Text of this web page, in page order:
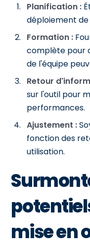
Planification :
déploiement de
Formation :
complète pour
de l'équipe
Retour
sur l'outil pour
performances.
Ajustement :
fonction des
utilisation.
mise en